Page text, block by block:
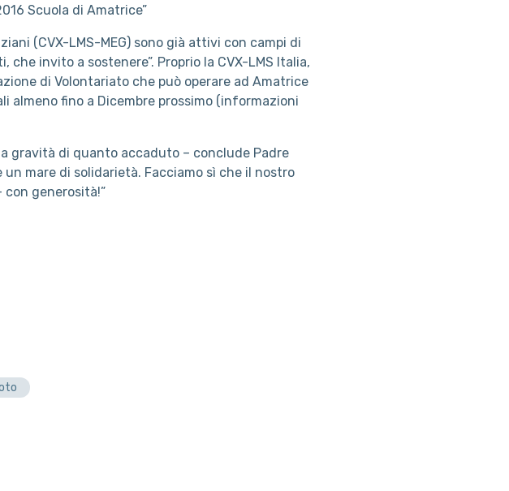
Scuola di Amatrice”
(CVX-LMS-MEG) sono già attivi con campi di
invito a sostenere”. Proprio la CVX-LMS Italia,
di Volontariato che può operare ad Amatrice
fino a Dicembre prossimo (informazioni
gravità di quanto accaduto – conclude Padre
mare di solidarietà. Facciamo sì che il nostro
generosità!”